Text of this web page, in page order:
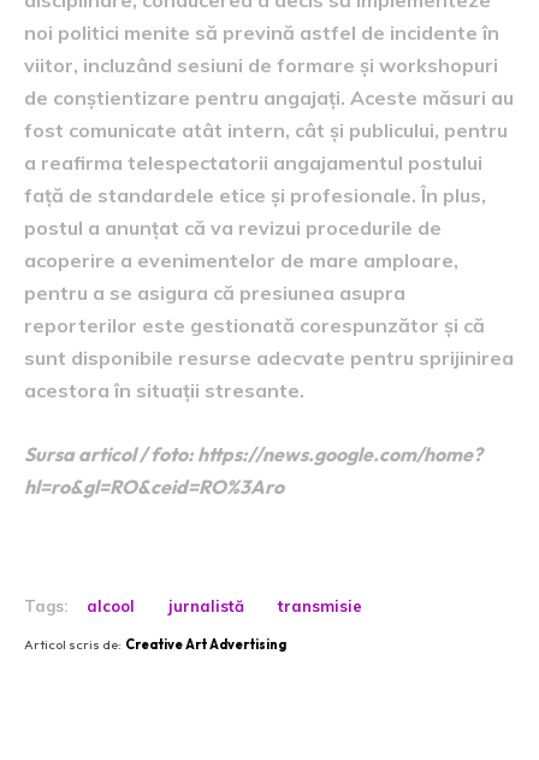
noi politici menite să prevină astfel de incidente în
viitor, incluzând sesiuni de formare și workshopuri
de conștientizare pentru angajați. Aceste măsuri au
fost comunicate atât intern, cât și publicului, pentru
a reafirma telespectatorii angajamentul postului
față de standardele etice și profesionale. În plus,
postul a anunțat că va revizui procedurile de
acoperire a evenimentelor de mare amploare,
pentru a se asigura că presiunea asupra
reporterilor este gestionată corespunzător și că
sunt disponibile resurse adecvate pentru sprijinirea
acestora în situații stresante.
Sursa articol / foto: https://news.google.com/home?
hl=ro&gl=RO&ceid=RO%3Aro
Tags: alcool jurnalistă transmisie
Articol scris de: Creative Art Advertising